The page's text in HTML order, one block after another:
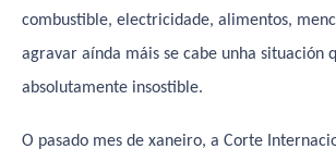
combustible, electricidade, alimentos,
agravar aínda máis se cabe unha situación
absolutamente insostible.
O pasado mes de xaneiro, a Corte